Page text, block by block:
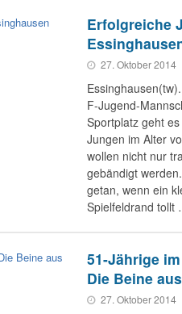
Erfolgreiche
27. Oktober 2014
F-Jugend-
Sportplatz geht
Jungen im Alter
wollen nicht nur
gebändigt
getan, wenn ein
Spielfeldrand tollt
51-Jährige
Die Beine
27. Oktober 2014